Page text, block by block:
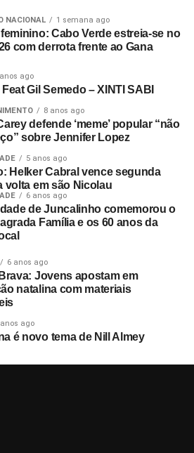
NACIONAL 1 semana ago
Cabo Verde estreia-se no
com derrota frente ao Gana
ago
Gil Semedo – XINTI SABI
8 anos ago
defende ‘meme’ popular “não
sobre Jennifer Lopez
5 anos ago
Helker Cabral vence segunda
volta em são Nicolau
6 anos ago
de Juncalinho comemorou o
Família e os 60 anos da
6 anos ago
Jovens apostam em
natalina com materiais
ago
é novo tema de Nill Almey